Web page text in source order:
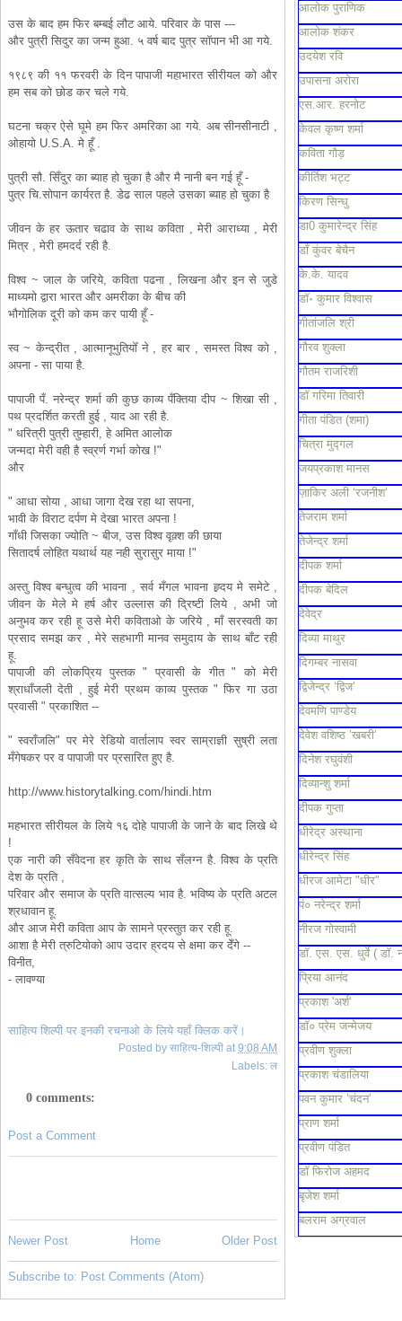
उस के बाद हम फिर बम्बई लौट आये. परिवार के पास ---
और पुत्री सिदुर का जन्म हुआ. ५ वर्ष बाद पुत्र सॉपान भी आ गये.
१९८९ की ११ फरवरी के दिन पापाजी महाभारत सीरीयल को और
हम सब को छोड कर चले गये.
घटना चक्र ऐसे घूमे हम फिर अमरिका आ गये. अब सीनसीनाटी ,
ओहायो U.S.A. मे हूँ .
पुत्री सौ. सिँदुर का ब्याह हो चुका है और मै नानी बन गई हूँ -
पुत्र चि.सोपान कार्यरत है. डेढ साल पहले उसका ब्याह हो चुका है
जीवन के हर ऊतार चढाव के साथ कविता , मेरी आराध्या , मेरी
मित्र , मेरी हमदर्द रही है.
विश्व ~ जाल के जरिये, कविता पढना , लिखना और इन से जुडे
माध्यमो द्वारा भारत और अमरीका के बीच की
भौगोलिक दूरी को कम कर पायी हूँ -
स्व ~ केन्द्रीत , आत्मानूभुतियोँ ने , हर बार , समस्त विश्व को ,
अपना - सा पाया है.
पापाजी पँ. नरेन्द्र शर्मा की कुछ काव्य पँक्तिया दीप ~ शिखा सी ,
पथ प्रदर्शित करती हुई , याद आ रही है.
" धरित्री पुत्री तुम्हारी, हे अमित आलोक
जन्मदा मेरी वही है स्व्रर्ण गर्भा कोख !"
और
" आधा सोया , आधा जागा देख रहा था सपना,
भावी के विराट दर्पण मे देखा भारत अपना !
गाँधी जिसका ज्योति ~ बीज, उस विश्व वृक़्श की छाया
सितादर्ष लोहित यथार्थ यह नही सुरासुर माया !"
अस्तु विश्व बन्धुत्व की भावना , सर्व मँगल भावना ह्र्दय मे समेटे ,
जीवन के मेले मे हर्ष और उल्लास की द्रिष्टी लिये , अभी जो
अनुभव कर रही हू उसे मेरी कविताओ के जरिये , माँ सरस्वती का
प्रसाद समझ कर , मेरे सहभागी मानव समुदाय के साथ बाँट रही
हू.
पापाजी की लोकप्रिय पुस्तक " प्रवासी के गीत " को मेरी
श्राधाँजली देती , हुई मेरी प्रथम काव्य पुस्तक " फिर गा उठा
प्रवासी " प्रकाशित --
" स्वराँजलि" पर मेरे रेडियो वार्तालाप स्वर साम्राज्ञी सुष्री लता
मँगेषकर पर व पापाजी पर प्रसारित हुए है.
http://www.historytalking.com/hindi.htm
महभारत सीरीयल के लिये १६ दोहे पापाजी के जाने के बाद लिखे थे
!
एक नारी की सँवेदना हर कृति के साथ सँलग्न है. विश्व के प्रति
देश के प्रति ,
परिवार और समाज के प्रति वात्सल्य भाव है. भविष्य के प्रति अटल
श्रधावान हू.
और आज मेरी कविता आप के सामने प्रस्तुत कर रही हू.
आशा है मेरी त्रुटियोको आप उदार ह्रदय से क्षमा कर देँगे --
विनीत,
- लावण्या
साहित्य शिल्पी पर इनकी रचनाओ के लिये यहाँ क्लिक करें।
Posted by साहित्य-शिल्पी at 9:08 AM
Labels: ल
0 comments:
Post a Comment
Newer Post Older Post
Home
Subscribe to: Post Comments (Atom)
आलोक पुराणिक
आलोक शंकर
उदयेश रवि
उपासना अरोरा
एस.आर. हरनोट
केवल कृष्ण शर्मा
कविता गौड़
कीर्तिश भट्ट
किरण सिन्धु
डा0 कुमारेन्द्र सिंह
डाँ कुंवर बेचैन
के.के. यादव
डॉ॰ कुमार विश्वास
गीतांजलि श्री
गौरव शुक्ला
गौतम राजरिशी
डॉ गरिमा तिवारी
गीता पंडित (शमा)
चित्रा मुद्गल
जयप्रकाश मानस
ज़ाकिर अली ‘रजनीश’
तेजराम शर्मा
तेजेन्द्र शर्मा
दीपक शर्मा
दीपक बेदिल
देवेद्र
दिव्या माथुर
दिगम्बर नासवा
द्विजेन्द्र ‘द्विज’
देवमणि पाण्डेय
देवेश वशिष्ठ ’खबरी’
दिनेश रघुवंशी
दिव्यान्शु शर्मा
दीपक गुप्ता
धीरेद्र अस्थाना
धीरेन्द्र सिंह
धीरज आमेटा "धीर"
पं० नरेन्द्र शर्मा
नीरज गोस्वामी
डॉ. एस. एस. धुर्वे ( डॉ.
प्रिया आनंद
प्रकाश 'अर्श'
डॉ० प्रेम जन्मेजय
प्रवीण शुक्ला
प्रकाश चंडालिया
पवन कुमार ’चंदन’
प्राण शर्मा
प्रवीण पंडित
डॉ फिरोज अहमद
बृजेश शर्मा
बलराम अग्रवाल